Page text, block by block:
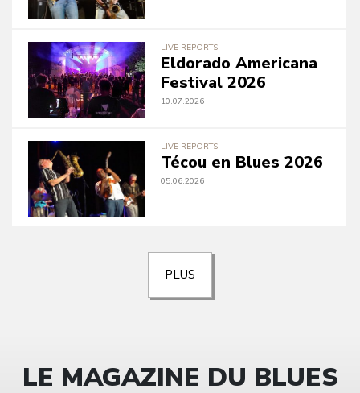
LIVE REPORTS
Eldorado Americana
Festival 2026
10.07.2026
LIVE REPORTS
Técou en Blues 2026
05.06.2026
PLUS
LE MAGAZINE DU BLUES